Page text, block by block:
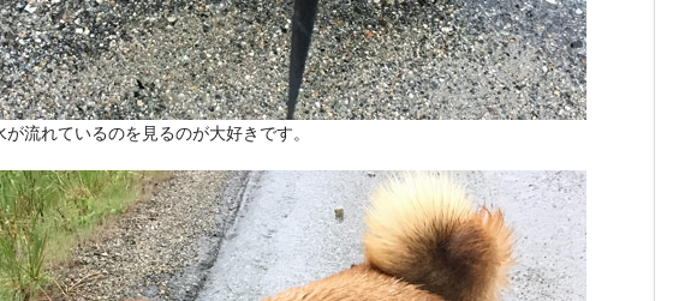
流れているのを見るのが大好きです。